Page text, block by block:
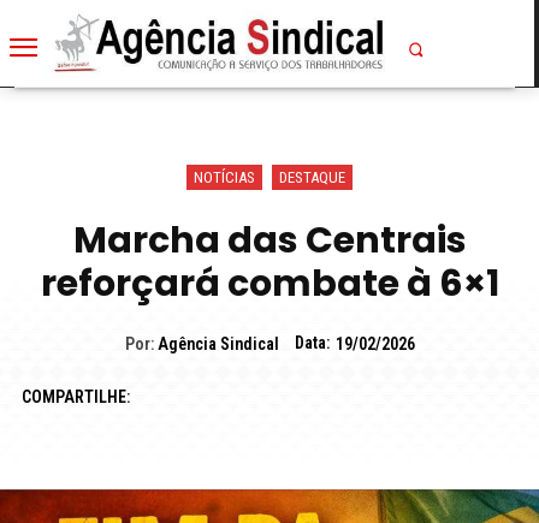
NOTÍCIAS DESTAQUE
Marcha das Centrais
reforçará combate à 6×1
Por: Agência Sindical Data: 19/02/2026
COMPARTILHE: